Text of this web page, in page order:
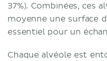
37%). Combinées, ces
moyenne une surface
essentiel pour un
Chaque alvéole est